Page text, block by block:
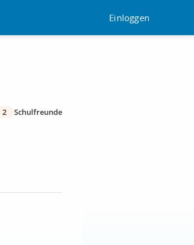
Einloggen
2 Schulfreunde